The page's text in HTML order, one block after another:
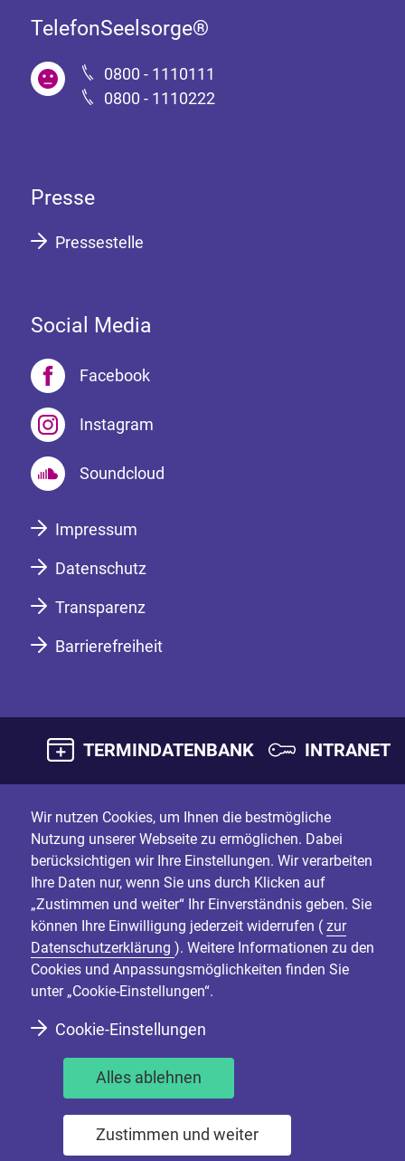
TelefonSeelsorge®
0800 - 1110111
0800 - 1110222
Presse
Pressestelle
Social Media
Facebook
Instagram
Soundcloud
Impressum
Datenschutz
Transparenz
Barrierefreiheit
TERMINDATENBANK INTRANET
Wir nutzen Cookies, um Ihnen die bestmögliche
Nutzung unserer Webseite zu ermöglichen. Dabei
berücksichtigen wir Ihre Einstellungen. Wir verarbeiten
Ihre Daten nur, wenn Sie uns durch Klicken auf
„Zustimmen und weiter“ Ihr Einverständnis geben. Sie
können Ihre Einwilligung jederzeit widerrufen ( zur
Datenschutzerklärung ). Weitere Informationen zu den
Cookies und Anpassungsmöglichkeiten finden Sie
unter „Cookie-Einstellungen“.
Cookie-Einstellungen
Alles ablehnen
Zustimmen und weiter